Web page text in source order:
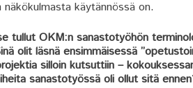
näkökulmasta käytännössä on.
tullut OKM:n sanastotyöhön
olit läsnä ensimmäisessä
silloin kutsuttiin –
sanastotyössä oli ollut sitä